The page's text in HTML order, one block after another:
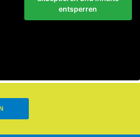
entsperren